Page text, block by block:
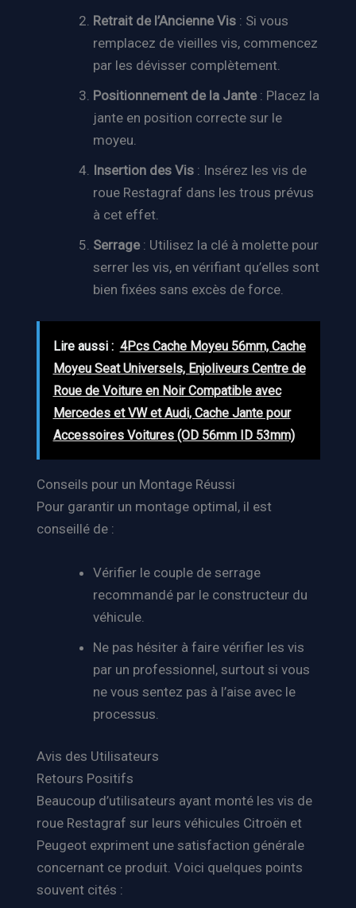
Retrait de l’Ancienne Vis: Si vous
remplacez de vieilles vis, commencez
par les dévisser complètement.
Positionnement de la Jante: Placez la
jante en position correcte sur le
moyeu.
Insertion des Vis: Insérez les vis de
roue Restagraf dans les trous prévus
à cet effet.
Serrage: Utilisez la clé à molette pour
serrer les vis, en vérifiant qu’elles sont
bien fixées sans excès de force.
Lire aussi : 4Pcs Cache Moyeu 56mm, Cache
Moyeu Seat Universels, Enjoliveurs Centre de
Roue de Voiture en Noir Compatible avec
Mercedes et VW et Audi, Cache Jante pour
Accessoires Voitures (OD 56mm ID 53mm)
Conseils pour un Montage Réussi
Pour garantir un montage optimal, il est
conseillé de :
Vérifier le couple de serrage
recommandé par le constructeur du
véhicule.
Ne pas hésiter à faire vérifier les vis
par un professionnel, surtout si vous
ne vous sentez pas à l’aise avec le
processus.
Avis des Utilisateurs
Retours Positifs
Beaucoup d’utilisateurs ayant monté les vis de
roue Restagraf sur leurs véhicules Citroën et
Peugeot expriment une satisfaction générale
concernant ce produit. Voici quelques points
souvent cités :